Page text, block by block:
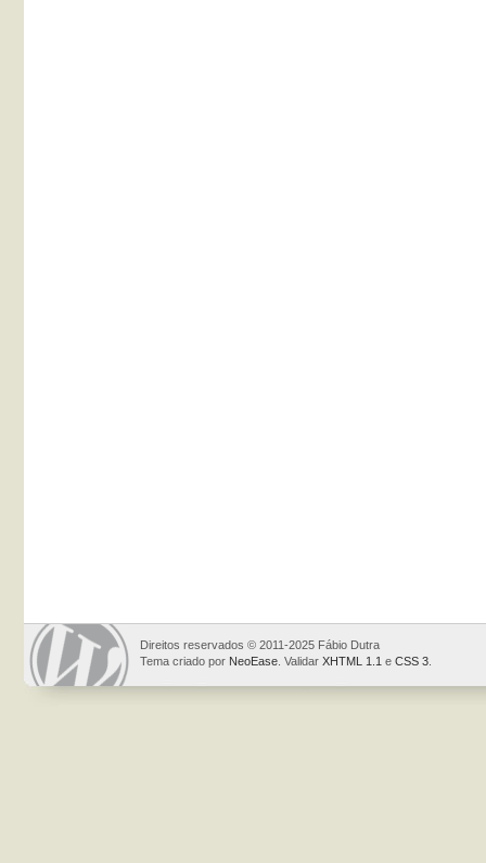
Direitos reservados © 2011-2025 Fábio Dutra
Tema criado por NeoEase . Validar XHTML 1.1 e CSS 3